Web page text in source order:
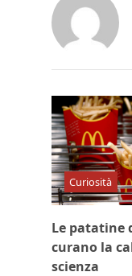
Curiosità
Le patatine
curano la
scienza